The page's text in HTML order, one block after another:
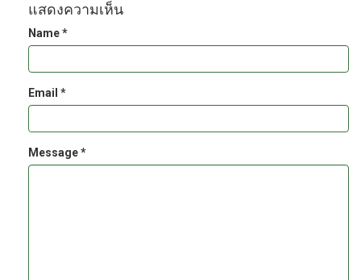
แสดงความเห็น
Name *
Email *
Message *